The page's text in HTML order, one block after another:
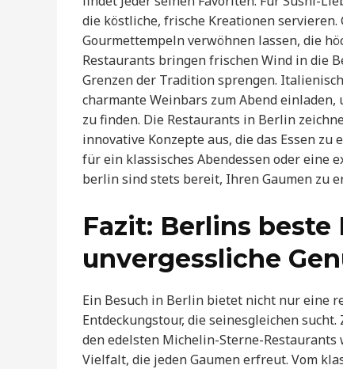
die köstliche, frische Kreationen
Gourmettempeln verwöhnen lassen, die
Restaurants bringen frischen Wind in die
Grenzen der Tradition sprengen.
charmante Weinbars zum Abend
zu finden. Die Restaurants in Berlin
innovative Konzepte aus, die das Essen zu
für ein klassisches Abendessen oder eine
berlin sind stets bereit, Ihren Gaumen zu
Fazit: Berlins
unvergessliche
Ein Besuch in Berlin bietet nicht nur eine
Entdeckungstour, die seinesgleichen
den edelsten Michelin-Sterne-
Vielfalt, die jeden Gaumen erfreut. Vom